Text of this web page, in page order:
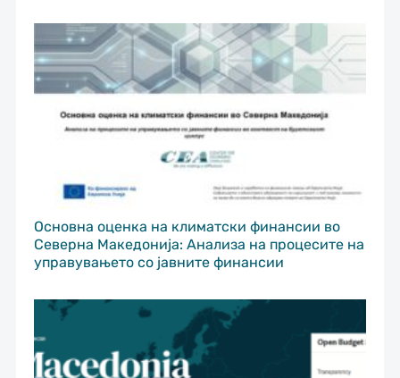
Основна оценка на климатски финансии во
Северна Македонија: Анализа на процесите на
управувањето со јавните финансии